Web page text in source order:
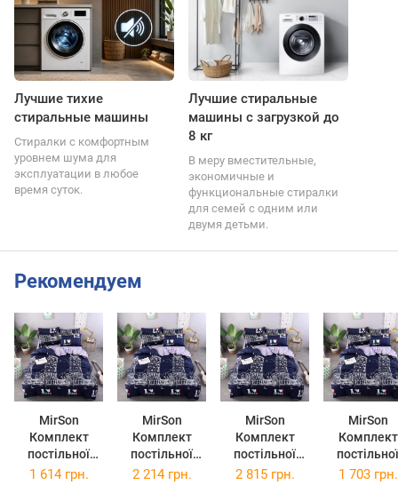
Лучшие тихие
стиральные машины
Стиралки с комфортным
уровнем шума для
эксплуатации в любое
время суток.
Лучшие стиральные
машины с загрузкой до
8 кг
В меру вместительные,
экономичные и
функциональные стиралки
для семей с одним или
двумя детьми.
Рекомендуем
MirSon
Комплект
постільної
білизни
MirSon
Комплект
постільної
білизни
MirSon
Комплект
постільної
білизни
MirSon
Комплект
постільної
білизни
1 614 грн. 2 214 грн. 2 815 грн. 1 703 грн.